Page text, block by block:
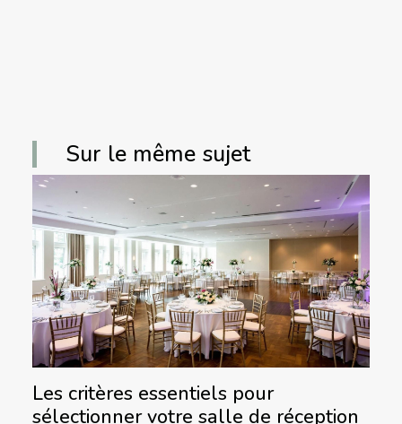
Sur le même sujet
Les critères essentiels pour
sélectionner votre salle de réception